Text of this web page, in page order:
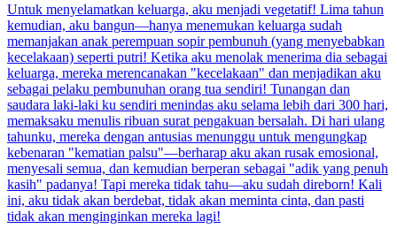
Untuk menyelamatkan keluarga, aku menjadi vegetatif! Lima tahun
kemudian, aku bangun—hanya menemukan keluarga sudah
memanjakan anak perempuan sopir pembunuh (yang menyebabkan
kecelakaan) seperti putri! Ketika aku menolak menerima dia sebagai
keluarga, mereka merencanakan "kecelakaan" dan menjadikan aku
sebagai pelaku pembunuhan orang tua sendiri! Tunangan dan
saudara laki-laki ku sendiri menindas aku selama lebih dari 300 hari,
memaksaku menulis ribuan surat pengakuan bersalah. Di hari ulang
tahunku, mereka dengan antusias menunggu untuk mengungkap
kebenaran "kematian palsu"—berharap aku akan rusak emosional,
menyesali semua, dan kemudian berperan sebagai "adik yang penuh
kasih" padanya! Tapi mereka tidak tahu—aku sudah direborn! Kali
ini, aku tidak akan berdebat, tidak akan meminta cinta, dan pasti
tidak akan menginginkan mereka lagi!